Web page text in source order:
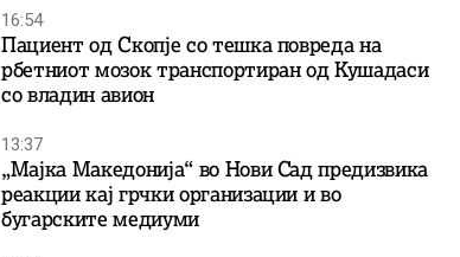
16:54
Пациент од Скопје со тешка повреда на
рбетниот мозок транспортиран од Кушадаси
со владин авион
13:37
„Мајка Македонија“ во Нови Сад предизвика
реакции кај грчки организации и во
бугарските медиуми